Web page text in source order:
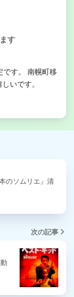
す
です。 南幌町移
いです。
のソムリエ』清
次の記事